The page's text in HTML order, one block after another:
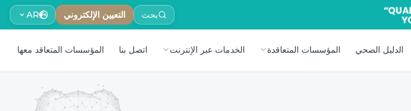
بحث التعيين الإلكتروني AR
الدليل الصحي المؤسسات المتعاقدة الخدمات عبر الإنترنت اتصل بنا المؤسسات المتعاقد معها